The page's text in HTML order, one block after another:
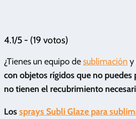
4.1/5 - (19 votos)
¿Tienes un equipo desublimación y
con objetos rígidos que no
no tienen el recubrimiento
Los sprays Subli Glaze para